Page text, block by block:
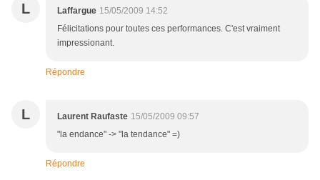
L Laffargue 15/05/2009 14:52
Félicitations pour toutes ces performances. C'est vraiment
impressionant.
Répondre
L Laurent Raufaste 15/05/2009 09:57
"la endance" -> "la tendance" =)
Répondre